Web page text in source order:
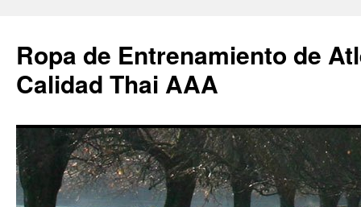
Ropa de Entrenamiento de
Calidad Thai AAA